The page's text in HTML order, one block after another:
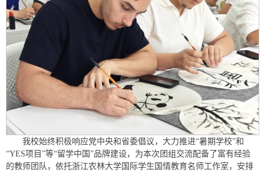
我校始终积极响应党中央和省委倡议，大力推进“暑期学校”和
“YES项目”等“留学中国”品牌建设，为本次团组交流配备了富有经验
的教师团队，依托浙江农林大学国际学生国情教育名师工作室，安排